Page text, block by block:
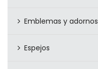
Emblemas y adornos
Espejos